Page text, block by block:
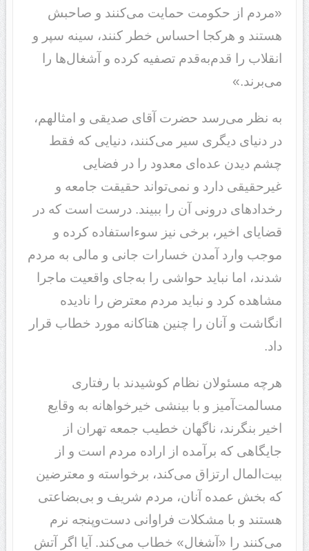
«مردم از حکومت حمایت می‌کنند و صاحبش
هستند و هرکجا احساس خطر کنند، سینه سپر و
انقلاب را قدم‌به‌قدم تصفیه کرده و آشغال‌ها را
می‌برند.»
به نظر می‌رسد حضرت آقای صدیقی و امثالهم،
در دنیای دیگری سیر می‌کنند، دنیایی که فقط
چشم دیدن عده‌ای معدود را در فضایی
غیرحقیقی دارد و نمی‌تواند حقیقت جامعه و
رخدادهای درونی آن را ببیند. درست است که در
قضایای اخیر، برخی نیز سوءاستفاده کرده و
موجب وارد آمدن خسارات جانی و مالی به مردم
شدند، اما نباید حواشی را به‌جای واقعیت ماجرا
مشاهده کرد و نباید مردم معترض را نادیده
انگاشت و آنان را چنین هتاکانه مورد خطاب قرار
داد.
هرچه مسئولان نظام کوشیدند با رفتاری
مسالمت‌آمیز و با بینشی خیرخواهانه به وقایع
اخیر بنگرند، ناگهان خطیب جمعه تهران از
جایگاهی که برآمده از اراده مردم است و از
بیت‌المال ارتزاق می‌کند، برخواسته و معترضین
که بخش عمده آنان، مردم شریف و بی‌بضاعتی
هستند و با مشکلات فراوانی دست‌وپنجه نرم
می‌کنند را «آشغال» خطاب می‌کند. آیا اگر آتش